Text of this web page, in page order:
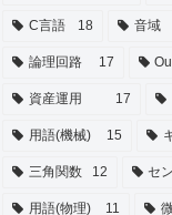
C言語 18 音域
論理回路 17
資産運用 17
用語(機械) 15
三角関数 12 セ
用語(物理) 11